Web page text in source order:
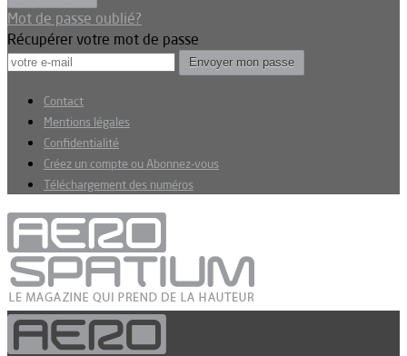
Mot de passe oublié?
Récupérer votre mot de passe
Contact
Mentions légales
Confidentialité
Créez un compte ou Abonnez-vous
Téléchargement des numéros